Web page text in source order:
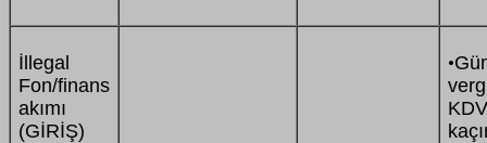
İllegal
Fon/finans
akımı
(GİRİŞ)
•